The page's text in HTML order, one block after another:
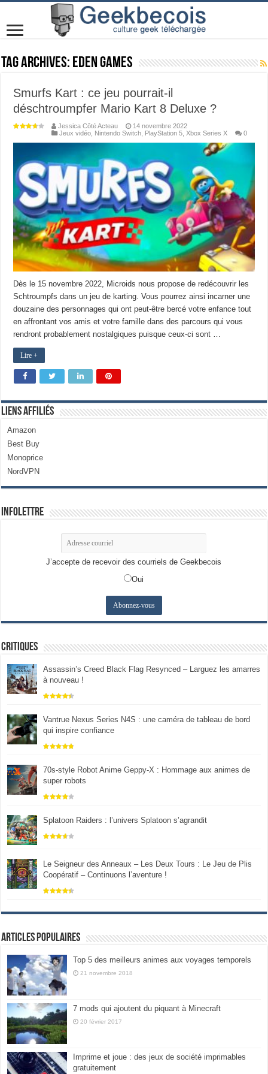
Tag Archives: Eden Games
Smurfs Kart : ce jeu pourrait-il
déschtroumpfer Mario Kart 8 Deluxe ?
Jessica Côté Acteau
14 novembre 2022
Jeux vidéo Nintendo Switch PlayStation 5 ,Xbox Series X 0
Dès le 15 novembre 2022, Microids nous propose de redécouvrir les
Schtroumpfs dans un jeu de karting. Vous pourrez ainsi incarner une
douzaine des personnages qui ont peut-être bercé votre enfance tout
en affrontant vos amis et votre famille dans des parcours qui vous
rendront probablement nostalgiques puisque ceux-ci sont …
Lire +
Liens Affiliés
Amazon
Best Buy
Monoprice
NordVPN
Infolettre
J’accepte de recevoir des courriels de Geekbecois
Oui
Critiques
Assassin’s Creed Black Flag Resynced – Larguez les amarres
à nouveau !
Vantrue Nexus Series N4S : une caméra de tableau de bord
qui inspire confiance
70s-style Robot Anime Geppy-X : Hommage aux animes de
super robots
Splatoon Raiders : l’univers Splatoon s’agrandit
Le Seigneur des Anneaux – Les Deux Tours : Le Jeu de Plis
Coopératif – Continuons l’aventure !
Articles populaires
Top 5 des meilleurs animes aux voyages temporels
21 novembre 2018
7 mods qui ajoutent du piquant à Minecraft
20 février 2017
Imprime et joue : des jeux de société imprimables
gratuitement